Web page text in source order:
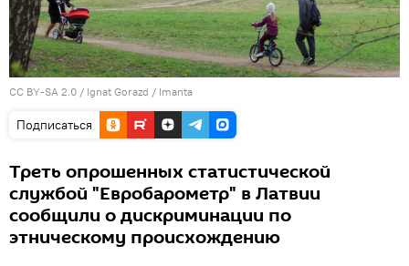
CC BY-SA 2.0 / Ignat Gorazd / Imanta
Подписаться
Треть опрошенных статистической
службой "Евробарометр" в Латвии
сообщили о дискриминации по
этническому происхождению